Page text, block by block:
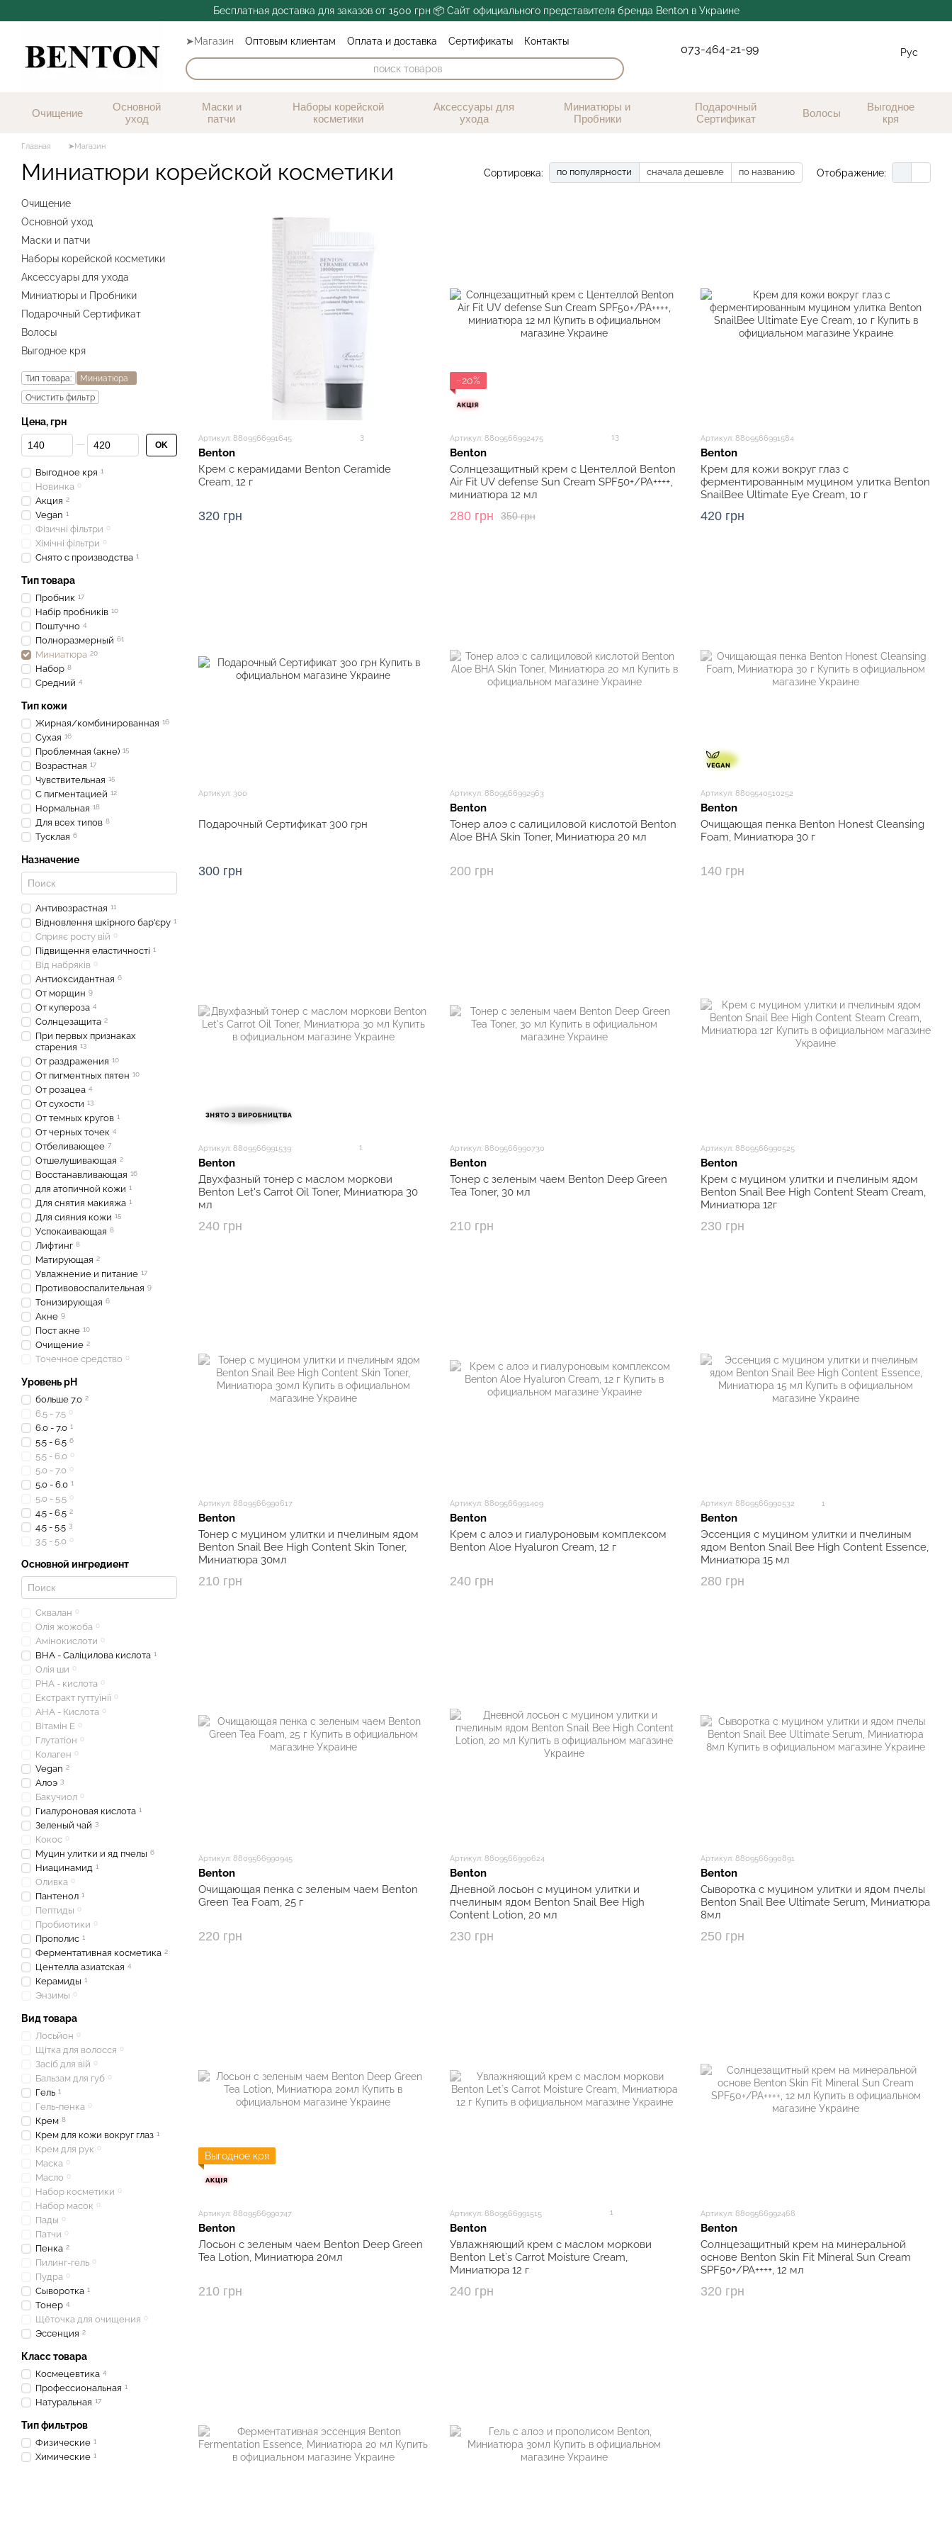
Бесплатная доставка для заказов от 1500 грн 📦 Сайт официального представителя бренда Benton в Украине
➤Магазин Оптовым клиентам Оплата и доставка Сертификаты
Контакты
Отзывы🥰
Блог Обмен и возврат Публичная оферта 073-464-21-99 Рус
Очищение
Основной
уход
Маски и
патчи
Наборы корейской
косметики
Аксессуары для
ухода
Миниатюры и
Пробники
Подарочный
Сертификат
Волосы
Выгодное
кря
Главная ➤Магазин
Миниатюри корейской косметики Сортировка: по популярности сначала дешевле по названию Отображение:
Артикул: 8809566991645 3
Benton
Крем с керамидами Benton Ceramide
Cream, 12 г
320 грн
−20%
Артикул: 8809566992475 13
Benton
Солнцезащитный крем с Центеллой Benton
Air Fit UV defense Sun Cream SPF50+/PA++++,
миниатюра 12 мл
350 грн
280 грн
Артикул: 8809566991584
Benton
Крем для кожи вокруг глаз с
ферментированным муцином улитка Benton
SnailBee Ultimate Eye Cream, 10 г
420 грн
Артикул: 300
Подарочный Сертификат 300 грн
300 грн
Артикул: 8809566992963
Benton
Тонер алоэ с салициловой кислотой Benton
Aloe BHA Skin Toner, Миниатюра 20 мл
200 грн
Артикул: 8809540510252
Benton
Очищающая пенка Benton Honest Cleansing
Foam, Миниатюра 30 г
140 грн
Артикул: 8809566991539 1
Benton
Двухфазный тонер с маслом моркови
Benton Let's Carrot Oil Toner, Миниатюра 30
мл
240 грн
Артикул: 8809566990730
Benton
Тонер с зеленым чаем Benton Deep Green
Tea Toner, 30 мл
210 грн
Артикул: 8809566990525
Benton
Крем с муцином улитки и пчелиным ядом
Benton Snail Bee High Content Steam Cream,
Миниатюра 12г
230 грн
Артикул: 8809566990617
Benton
Тонер с муцином улитки и пчелиным ядом
Benton Snail Bee High Content Skin Toner,
Миниатюра 30мл
210 грн
Артикул: 8809566991409
Benton
Крем с алоэ и гиалуроновым комплексом
Benton Aloe Hyaluron Cream, 12 г
240 грн
Артикул: 8809566990532 1
Benton
Эссенция с муцином улитки и пчелиным
ядом Benton Snail Bee High Content Essence,
Миниатюра 15 мл
280 грн
Артикул: 8809566990945
Benton
Очищающая пенка с зеленым чаем Benton
Green Tea Foam, 25 г
220 грн
Артикул: 8809566990624
Benton
Дневной лосьон с муцином улитки и
пчелиным ядом Benton Snail Bee High
Content Lotion, 20 мл
230 грн
Артикул: 8809566990891
Benton
Сыворотка с муцином улитки и ядом пчелы
Benton Snail Bee Ultimate Serum, Миниатюра
8мл
250 грн
Выгодное кря
Артикул: 8809566990747
Benton
Лосьон с зеленым чаем Benton Deep Green
Tea Lotion, Миниатюра 20мл
210 грн
Артикул: 8809566991515 1
Benton
Увлажняющий крем с маслом моркови
Benton Let`s Carrot Moisture Cream,
Миниатюра 12 г
240 грн
Артикул: 8809566992468
Benton
Солнцезащитный крем на минеральной
основе Benton Skin Fit Mineral Sun Cream
SPF50+/PA++++, 12 мл
320 грн
Очищение
Основной уход
Маски и патчи
Наборы корейской косметики
Аксессуары для ухода
Миниатюры и Пробники
Подарочный Сертификат
Волосы
Выгодное кря
Тип товара:
Миниатюра
Очистить фильтр
Цена, грн
От Цена, грн
До Цена, грн OK
Выгодное кря 1
Новинка 0
Акция 2
Vegan 1
Фізичні фільтри 0
Хімічні фільтри 0
Снято с производства 1
Тип товара
Пробник 17
Набір пробників 10
Поштучно 4
Полноразмерный 61
Миниатюра 20
Набор 8
Средний 4
Тип кожи
Жирная/комбинированная 16
Сухая 16
Проблемная (акне) 15
Возрастная 17
Чувствительная 15
С пигментацией 12
Нормальная 18
Для всех типов 8
Тусклая 6
Назначение
Антивозрастная 11
Відновлення шкірного бар’єру 1
Сприяє росту вій 0
Підвищення еластичності 1
Від набряків 0
Антиоксидантная 6
От морщин 9
От купероза 4
Солнцезащита 2
При первых признаках
старения 13
От раздражения 10
От пигментных пятен 10
От розацеа 4
От сухости 13
От темных кругов 1
От черных точек 4
Отбеливающее 7
Отшелушивающая 2
Восстанавливающая 16
для атопичной кожи 1
Для снятия макияжа 1
Для сияния кожи 15
Успокаивающая 8
Лифтинг 8
Матирующая 2
Увлажнение и питание 17
Противовоспалительная 9
Тонизирующая 6
Акне 9
Пост акне 10
Очищение 2
Точечное средство 0
Уровень pH
больше 7.0 2
6.5 - 7.5 0
6.0 - 7.0 1
5.5 - 6.5 6
5.5 - 6.0 0
5.0 - 7.0 0
5.0 - 6.0 1
5.0 - 5.5 0
4.5 - 6.5 2
4.5 - 5.5 3
3.5 - 5.0 0
Основной ингредиент
Сквалан 0
Олія жожоба 0
Амінокислоти 0
BHA - Саліцилова кислота 1
Олія ши 0
PHA - кислота 0
Екстракт гуттуїнії 0
АНА - Кислота 0
Вітамін Е 0
Глутатіон 0
Колаген 0
Vegan 2
Алоэ 3
Бакучиол 0
Гиалуроновая кислота 1
Зеленый чай 3
Кокос 0
Муцин улитки и яд пчелы 6
Ниацинамид 1
Оливка 0
Пантенол 1
Пептиды 0
Пробиотики 0
Прополис 1
Ферментативная косметика 2
Центелла азиатская 4
Керамиды 1
Энзимы 0
Вид товара
Лосьйон 0
Щітка для волосся 0
Засіб для вій 0
Бальзам для губ 0
Гель 1
Гель-пенка 0
Крем 8
Крем для кожи вокруг глаз 1
Крем для рук 0
Маска 0
Масло 0
Набор косметики 0
Набор масок 0
Пады 0
Патчи 0
Пенка 2
Пилинг-гель 0
Пудра 0
Сыворотка 1
Тонер 4
Щёточка для очищения 0
Эссенция 2
Класс товара
Космецевтика 4
Профессиональная 1
Натуральная 17
Тип фильтров
Физические 1
Химические 1